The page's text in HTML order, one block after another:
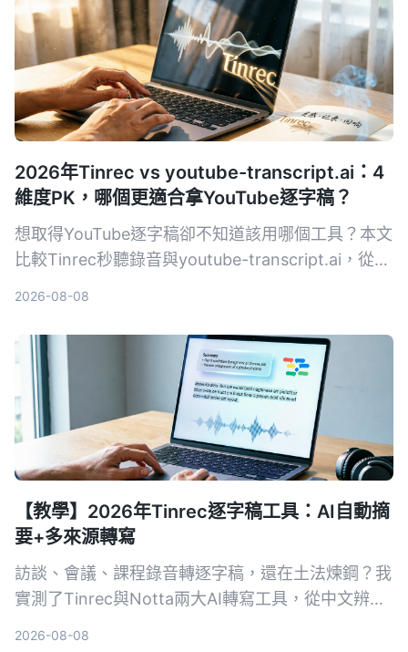
2026年Tinrec vs youtube-transcript.ai：4
維度PK，哪個更適合拿YouTube逐字稿？
想取得YouTube逐字稿卻不知道該用哪個工具？本文
比較Tinrec秒聽錄音與youtube-transcript.ai，從轉
2026-08-08
【教學】2026年Tinrec逐字稿工具：AI自動摘
要+多來源轉寫
訪談、會議、課程錄音轉逐字稿，還在土法煉鋼？我
實測了Tinrec與Notta兩大AI轉寫工具，從中文辨
2026-08-08